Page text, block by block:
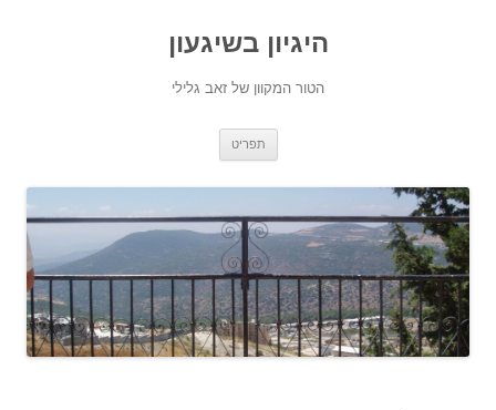
היגיון בשיגעון
הטור המקוון של זאב גלילי
תפריט